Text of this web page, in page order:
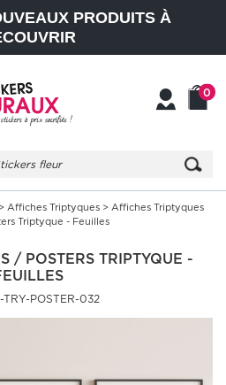
PRODUITS À
0
> Affiches Triptyques > Affiches Triptyques
Triptyque - Feuilles
/ POSTERS TRIPTYQUE -
TRY-POSTER-032